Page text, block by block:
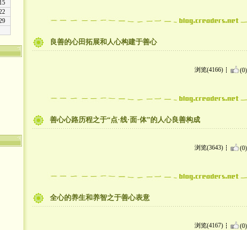
良善的心田拓展和人心构建于善心
浏览(4166) (0)
善心心路历程之于“点·线·面·体”的人心良善构成
浏览(3643) (0)
全心的养生和养智之于善心表意
浏览(4167) (0)